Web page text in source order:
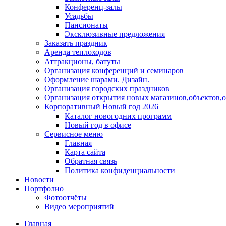
Конференц-залы
Усадьбы
Пансионаты
Эксклюзивные предложения
Заказать праздник
Аренда теплоходов
Аттракционы, батуты
Организация конференций и семинаров
Оформление шарами. Дизайн.
Организация городских праздников
Организация открытия новых
Корпоративный Новый год 2026
Каталог новогодних программ
Новый год в офисе
Сервисное меню
Главная
Карта сайта
Обратная связь
Политика конфиденциальности
Новости
Портфолио
Фотоотчёты
Видео мероприятий
Главная